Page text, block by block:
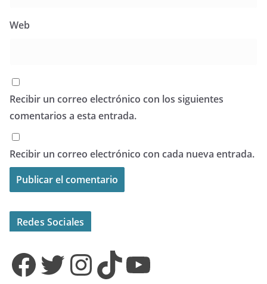
Web
Recibir un correo electrónico con los siguientes
comentarios a esta entrada.
Recibir un correo electrónico con cada nueva entrada.
Redes Sociales
Facebook Twitter InstagramTikTok YouTube